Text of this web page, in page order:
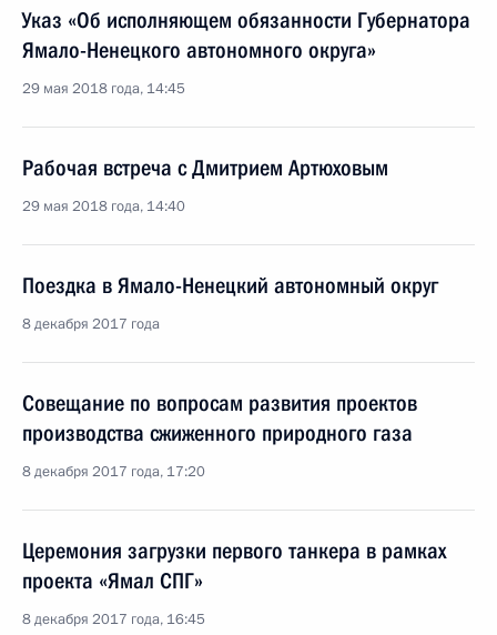
Указ «Об исполняющем обязанности Губернатора
Ямало-Ненецкого автономного округа»
29 мая 2018 года, 14:45
Рабочая встреча с Дмитрием Артюховым
29 мая 2018 года, 14:40
Поездка в Ямало-Ненецкий автономный округ
8 декабря 2017 года
Совещание по вопросам развития проектов
производства сжиженного природного газа
8 декабря 2017 года, 17:20
Церемония загрузки первого танкера в рамках
проекта «Ямал СПГ»
8 декабря 2017 года, 16:45